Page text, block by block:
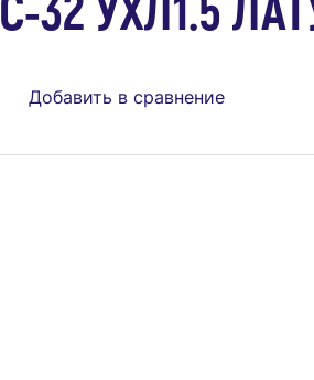
32 УХЛ1.5
Добавить в сравнение